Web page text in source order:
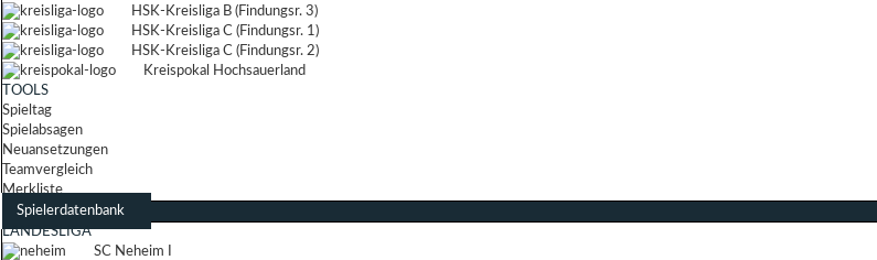
HSK-Kreisliga B (Findungsr. 3)
HSK-Kreisliga C (Findungsr. 1)
HSK-Kreisliga C (Findungsr. 2)
Kreispokal Hochsauerland
TOOLS
Spieltag
Spielabsagen
Neuansetzungen
Teamvergleich
Merkliste
Spielerdatenbank
LANDESLIGA
SC Neheim I